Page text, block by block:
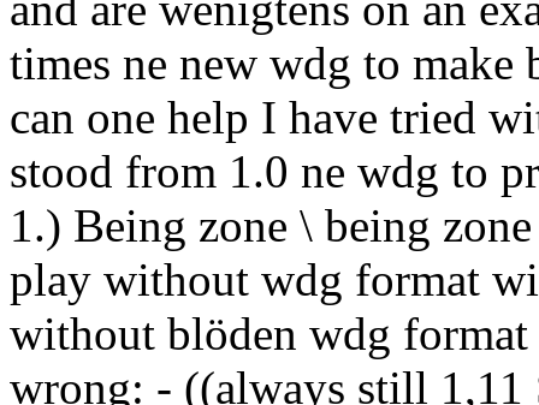
times ne new wdg to
can one help I have tried
stood from 1.0 ne wdg to
1.) Being zone \ being
play without wdg format
without blöden wdg format
wrong: - ((always still